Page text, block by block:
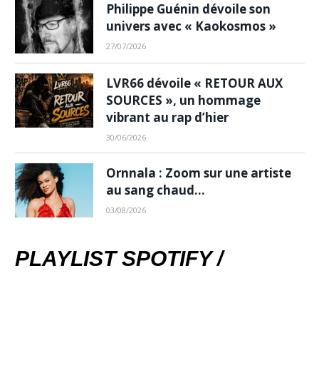
Philippe Guénin dévoile son
univers avec « Kaokosmos »
27/07/2026
LVR66 dévoile « RETOUR AUX
SOURCES », un hommage
vibrant au rap d’hier
30/06/2026
Ornnala : Zoom sur une artiste
au sang chaud…
03/08/2026
PLAYLIST SPOTIFY /